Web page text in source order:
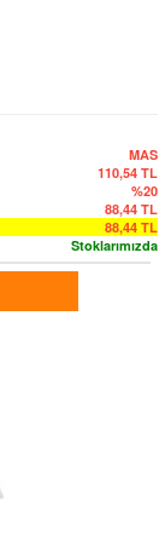
MAS
110,54 TL
%20
88,44 TL
88,44 TL
Stoklarımızda